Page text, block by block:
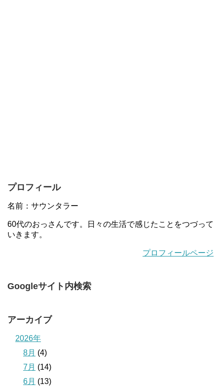
プロフィール
名前：サウンタラー
60代のおっさんです。日々の生活で感じたことをつづって
いきます。
プロフィールページ
Googleサイト内検索
アーカイブ
2026年
8月 (4)
7月 (14)
6月 (13)